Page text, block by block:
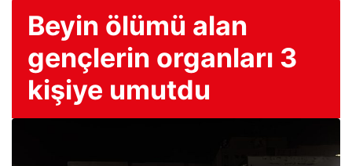
Beyin ölümü alan
gençlerin organları 3
kişiye umutdu